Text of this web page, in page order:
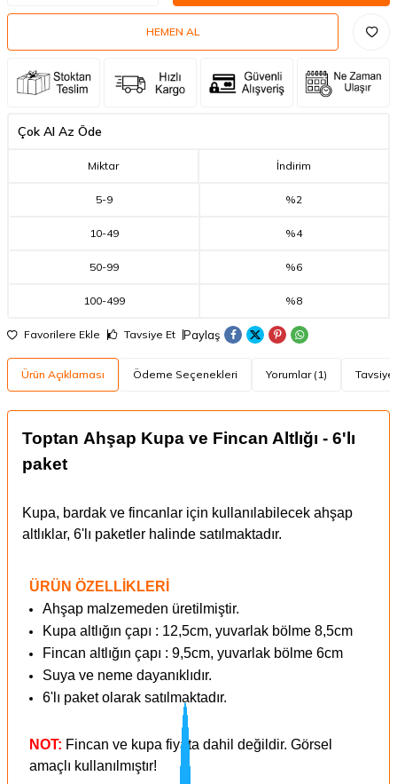
HEMEN AL
Çok Al Az Öde
Miktar İndirim
5-9 %2
10-49 %4
50-99 %6
100-499 %8
Favorilere Ekle Tavsiye Et Paylaş
Ürün Açıklaması Ödeme Seçenekleri Yorumlar (1) Tavsiye
Toptan Ahşap Kupa ve Fincan Altlığı - 6'lı
paket
Kupa, bardak ve fincanlar için kullanılabilecek ahşap
altlıklar, 6'lı paketler halinde satılmaktadır.
ÜRÜN ÖZELLİKLERİ
Ahşap malzemeden üretilmiştir.
Kupa altlığın çapı : 12,5cm, yuvarlak bölme 8,5cm
Fincan altlığın çapı : 9,5cm, yuvarlak bölme 6cm
Suya ve neme dayanıklıdır.
6'lı paket olarak satılmaktadır.
NOT: Fincan ve kupa fiyata dahil değildir. Görsel
amaçlı kullanılmıştır!